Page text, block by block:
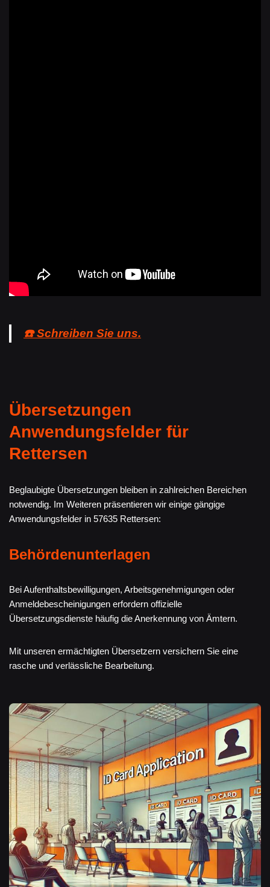
☎️ Schreiben Sie uns.
Übersetzungen
Anwendungsfelder für
Rettersen
Beglaubigte Übersetzungen bleiben in zahlreichen Bereichen
notwendig. Im Weiteren präsentieren wir einige gängige
Anwendungsfelder in 57635 Rettersen:
Behördenunterlagen
Bei Aufenthaltsbewilligungen, Arbeitsgenehmigungen oder
Anmeldebescheinigungen erfordern offizielle
Übersetzungsdienste häufig die Anerkennung von Ämtern.
Mit unseren ermächtigten Übersetzern versichern Sie eine
rasche und verlässliche Bearbeitung.